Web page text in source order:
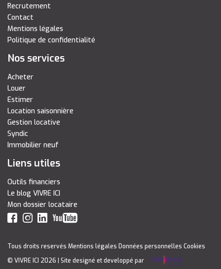
Recrutement
Contact
Mentions légales
Politique de confidentialité
Nos services
Acheter
Louer
Estimer
Location saisonnière
Gestion locative
Syndic
Immobilier neuf
Liens utiles
Outils financiers
Le blog VIVRE ICI
Mon dossier locataire
Tous droits reservés Mentions légales Données personnelles Cookies
© VIVRE ICI 2026
| Site designé et developpé par